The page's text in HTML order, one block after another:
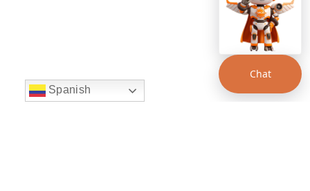
Spanish
Chat